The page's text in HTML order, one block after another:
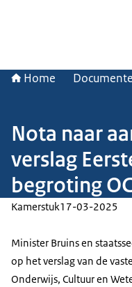
Home
Nota naar
verslag
begroting
Kamerstuk17-03-2025
Minister Bruins en
op het verslag van de
Onderwijs, Cultuur en